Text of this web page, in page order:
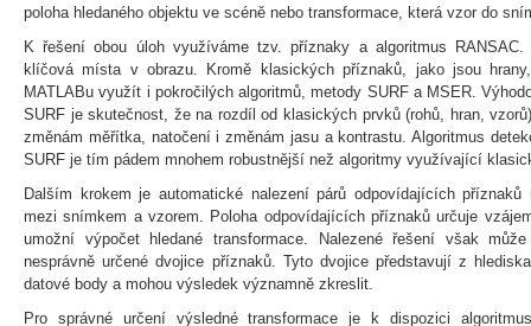
poloha hledaného objektu ve scéně nebo transformace, která vzor do
K řešení obou úloh využíváme tzv. příznaky a algoritmus
klíčová místa v obrazu. Kromě klasických příznaků, jako jsou
MATLABu využít i pokročilých algoritmů, metody SURF a MSER.
SURF je skutečnost, že na rozdíl od klasických prvků (rohů, hran,
změnám měřítka, natočení i změnám jasu a kontrastu. Algoritmus
SURF je tím pádem mnohem robustnější než algoritmy využívající
Dalším krokem je automatické nalezení párů odpovídajících
mezi snímkem a vzorem. Poloha odpovídajících příznaků určuje
umožní výpočet hledané transformace. Nalezené řešení však
nesprávně určené dvojice příznaků. Tyto dvojice představují z
datové body a mohou výsledek významně zkreslit.
Pro správné určení výsledné transformace je k dispozici